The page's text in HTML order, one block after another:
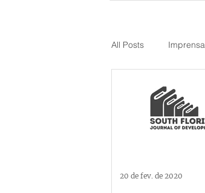
All Posts Imprensa
20 de fev. de 2020